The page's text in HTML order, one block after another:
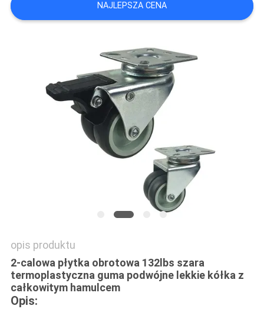
POPROSIĆ
SITEMAP
NAJLEPSZA CENA
opis produktu
2-calowa płytka obrotowa 132lbs szara
termoplastyczna guma podwójne lekkie kółka z
całkowitym hamulcem
Opis: